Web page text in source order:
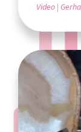
Video